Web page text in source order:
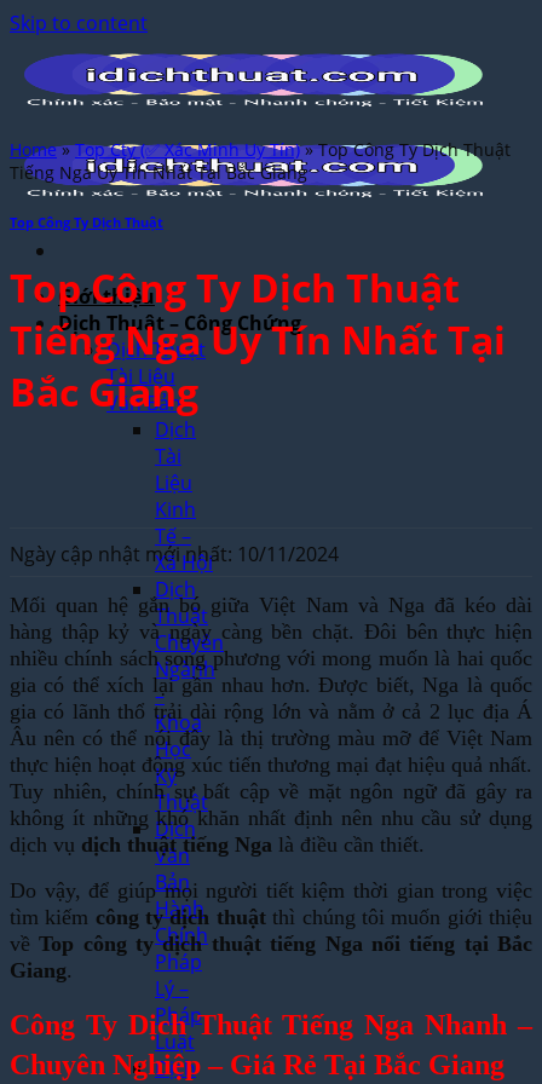
Skip to content
Giới thiệu
Dịch Thuật – Công Chứng
Dịch Thuật
Tài Liệu
Văn Bản
Dịch
Tài
Liệu
Kinh
Tế –
Xã Hội
Dịch
Thuật
Chuyên
Ngành
–
Khoa
Học
Kỹ
Thuật
Dịch
Văn
Bản
Hành
Chính
Pháp
Lý –
Pháp
Luật
Dịch
Home»Top Cty (✅ Xác Minh Uy Tín)»Top Công Ty Dịch Thuật
Tiếng Nga Uy Tín Nhất Tại Bắc Giang
Top Công Ty Dịch Thuật
Top Công Ty Dịch Thuật
Tiếng Nga Uy Tín Nhất Tại
Bắc Giang
Ngày cập nhật mới nhất: 10/11/2024
Mối quan hệ gắn bó giữa Việt Nam và Nga đã kéo dài
hàng thập kỷ và ngày càng bền chặt. Đôi bên thực hiện
nhiều chính sách song phương với mong muốn là hai quốc
gia có thể xích lại gần nhau hơn. Được biết, Nga là quốc
gia có lãnh thổ trải dài rộng lớn và nằm ở cả 2 lục địa Á
Âu nên có thể nói đây là thị trường màu mỡ để Việt Nam
thực hiện hoạt động xúc tiến thương mại đạt hiệu quả nhất.
Tuy nhiên, chính sự bất cập về mặt ngôn ngữ đã gây ra
không ít những khó khăn nhất định nên nhu cầu sử dụng
dịch vụ dịch thuật tiếng Nga là điều cần thiết.
Do vậy, để giúp mọi người tiết kiệm thời gian trong việc
tìm kiếm công ty dịch thuậtthì chúng tôi muốn giới thiệu
vềTop công ty dịch thuật tiếng Nga nổi tiếng tại Bắc
Giang.
Công Ty Dịch Thuật Tiếng Nga Nhanh –
Chuyên Nghiệp – Giá Rẻ Tại Bắc Giang